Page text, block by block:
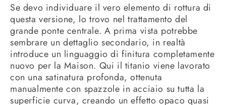
Se devo individuare il vero elemento di rottura di
questa versione, lo trovo nel trattamento del
grande ponte centrale. A prima vista potrebbe
sembrare un dettaglio secondario, in realtà
introduce un linguaggio di finitura completamente
nuovo per la Maison. Qui il titanio viene lavorato
con una satinatura profonda, ottenuta
manualmente con spazzole in acciaio su tutta la
superficie curva, creando un effetto opaco quasi